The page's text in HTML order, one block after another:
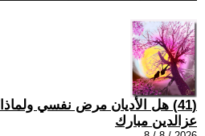
(41) هل الأديان مرض نفسي ولماذا؟
عزالدين مبارك